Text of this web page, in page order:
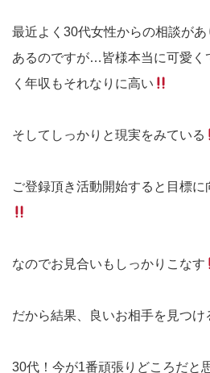
最近よく30代女性からの相談があ
あるのですが…皆様本当に可愛く
く年収もそれなりに高い
そしてしっかりと現実をみている
ご登録頂き活動開始すると目標に
なのでお見合いもしっかりこなす
だから結果、良いお相手を見つけ
30代！今が1番頑張りどころだと